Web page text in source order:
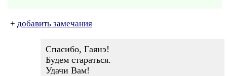
+ добавить замечания
Спасибо, Гаянэ!
Будем стараться.
Удачи Вам!